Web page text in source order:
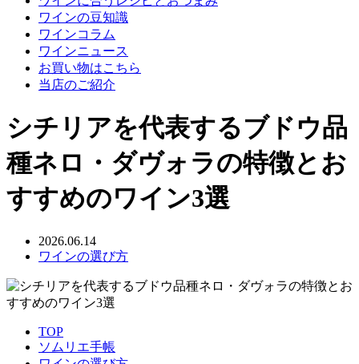
ワインの豆知識
ワインコラム
ワインニュース
お買い物はこちら
当店のご紹介
シチリアを代表するブドウ品
種ネロ・ダヴォラの特徴とお
すすめのワイン3選
2026.06.14
ワインの選び方
TOP
ソムリエ手帳